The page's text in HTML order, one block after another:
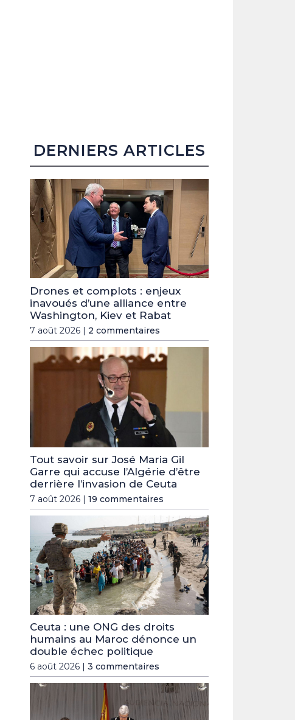
DERNIERS ARTICLES
Drones et complots : enjeux
inavoués d’une alliance entre
Washington, Kiev et Rabat
7 août 2026 | 2 commentaires
Tout savoir sur José Maria Gil
Garre qui accuse l’Algérie d’être
derrière l’invasion de Ceuta
7 août 2026 | 19 commentaires
Ceuta : une ONG des droits
humains au Maroc dénonce un
double échec politique
6 août 2026 | 3 commentaires